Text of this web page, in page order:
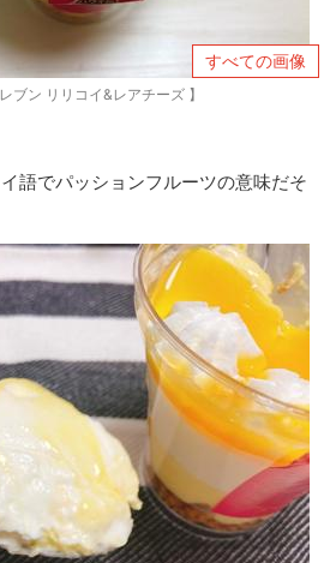
すべての画像
ブン リリコイ&レアチーズ 】
語でパッションフルーツの意味だそ